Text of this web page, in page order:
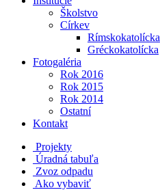
Školstvo
Církev
Rímskokatolícka
Gréckokatolícka
Fotogaléria
Rok 2016
Rok 2015
Rok 2014
Ostatní
Kontakt
Projekty
Úradná tabuľa
Zvoz odpadu
Ako vybaviť